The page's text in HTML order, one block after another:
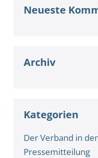
Neueste
Archiv
Kategorien
Der Verband in
Pressemitteilung